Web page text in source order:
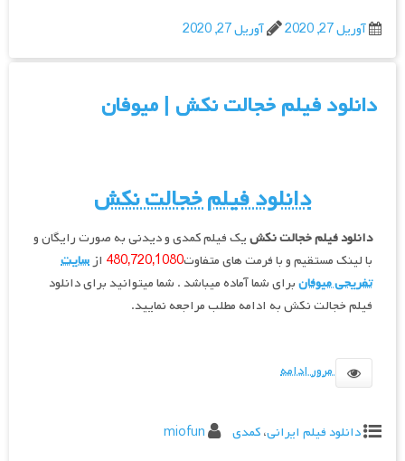
آوریل 27, 2020
آوریل 27, 2020
دانلود فیلم خجالت نکش | میوفان
دانلود فیلم خجالت نکش
دانلود فیلم خجالت نکشیک فیلم کمدی و دیدنی به صورت رایگان و
با لینک مستقیم و با فرمت های متفاوت1080‚720‚480 ازسایت
تفریحی میوفانبرای شما آماده میباشد . شما میتوانید برای دانلود
فیلم خجالت نکش به ادامه مطلب مراجعه نمایید.
مرور ادامه
دانلود فیلم ایرانی،کمدی
miofun